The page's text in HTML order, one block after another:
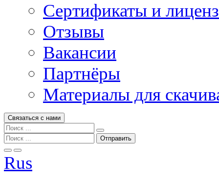
Сертификаты и
Отзывы
Вакансии
Партнёры
Материалы для
Связаться с нами
Rus